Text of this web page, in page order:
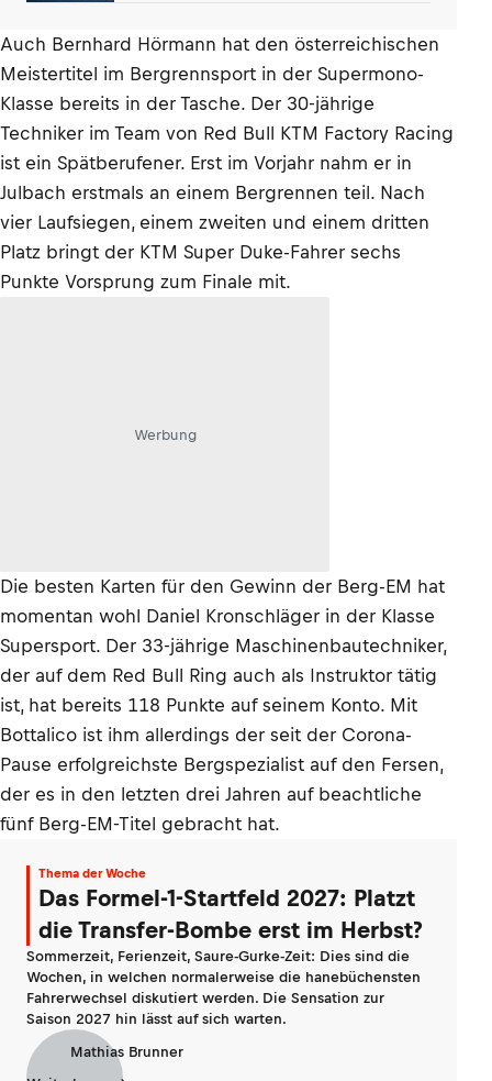
Auch Bernhard Hörmann hat den österreichischen
Meistertitel im Bergrennsport in der Supermono-
Klasse bereits in der Tasche. Der 30-jährige
Techniker im Team von Red Bull KTM Factory Racing
ist ein Spätberufener. Erst im Vorjahr nahm er in
Julbach erstmals an einem Bergrennen teil. Nach
vier Laufsiegen, einem zweiten und einem dritten
Platz bringt der KTM Super Duke-Fahrer sechs
Punkte Vorsprung zum Finale mit.
Werbung
Die besten Karten für den Gewinn der Berg-EM hat
momentan wohl Daniel Kronschläger in der Klasse
Supersport. Der 33-jährige Maschinenbautechniker,
der auf dem Red Bull Ring auch als Instruktor tätig
ist, hat bereits 118 Punkte auf seinem Konto. Mit
Bottalico ist ihm allerdings der seit der Corona-
Pause erfolgreichste Bergspezialist auf den Fersen,
der es in den letzten drei Jahren auf beachtliche
fünf Berg-EM-Titel gebracht hat.
Thema der Woche
Das Formel-1-Startfeld 2027: Platzt
die Transfer-Bombe erst im Herbst?
Sommerzeit, Ferienzeit, Saure-Gurke-Zeit: Dies sind die
Wochen, in welchen normalerweise die hanebüchensten
Fahrerwechsel diskutiert werden. Die Sensation zur
Saison 2027 hin lässt auf sich warten.
Mathias Brunner